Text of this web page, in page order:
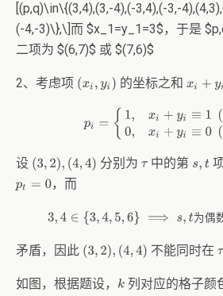
[(p,q)\in\{(3,4),(3,-4),(-3,4),(-3,-
(-4,-3)\},\]而 $x_1=y_1=3$，于是 $
二项为 $(6,7)$ 或 $(7,6)$
2、考虑项 (xi,yi ) 的坐标之和 xi+ yi
x + 1(mod 2), 0,x + ≡
设 (3,2),(4 ,4) 分别为 τ 中的第 s,t
pt =0 ，而
为偶
3, 4∈{3 ,4,5 6}⟹ s,t为偶数
矛盾，因此 (3,2),(4 ,4) 不能同时在 τ
如图，根据题设， k列对应的格子颜